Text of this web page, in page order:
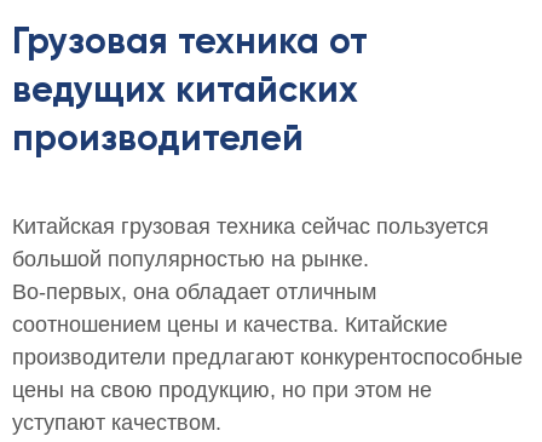
Грузовая техника от
ведущих китайских
производителей
Китайская грузовая техника сейчас пользуется
большой популярностью на рынке.
Во-первых, она обладает отличным
соотношением цены и качества. Китайские
производители предлагают конкурентоспособные
цены на свою продукцию, но при этом не
уступают качеством.